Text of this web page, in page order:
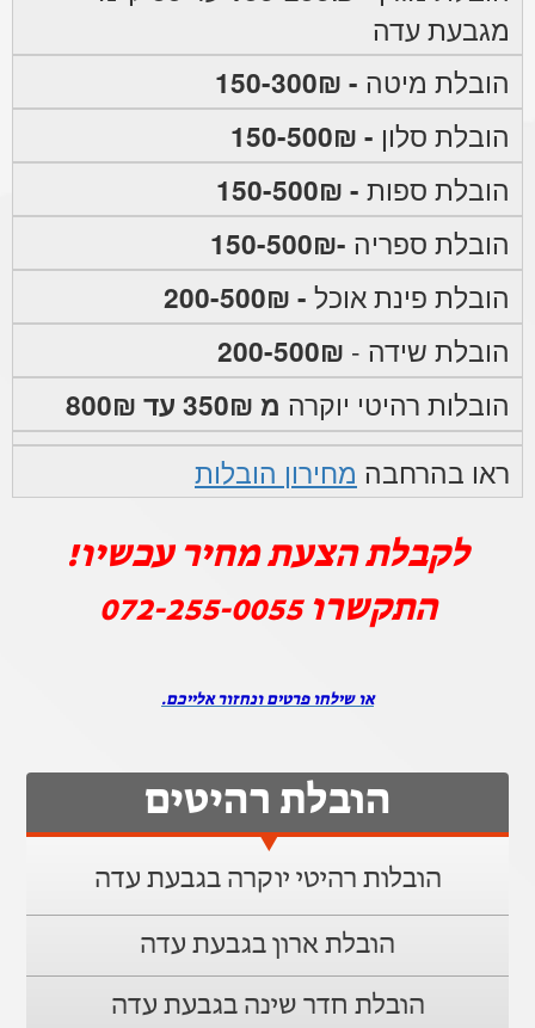
מגבעת עדה
הובלת מיטה - 150-300₪
הובלת סלון - 150-500₪
הובלת ספות - 150-500₪
הובלת ספריה -150-500₪
הובלת פינת אוכל - 200-500₪
הובלת שידה - 200-500₪
הובלות רהיטי יוקרה מ 350₪ עד 800₪
ראו בהרחבה מחירון הובלות
לקבלת הצעת מחיר עכשיו!
התקשרו072-255-0055
או שילחו פרטים ונחזור אלייכם.
הובלת רהיטים
הובלות רהיטי יוקרה בגבעת עדה
הובלת ארון בגבעת עדה
הובלת חדר שינה בגבעת עדה